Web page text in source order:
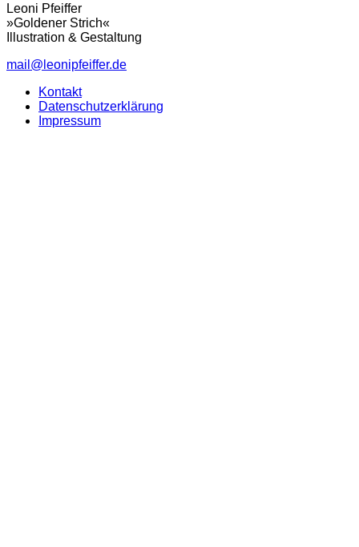
Leoni Pfeiffer
»Goldener Strich«
Illustration & Gestaltung
mail@leonipfeiffer.de
Kontakt
Datenschutzerklärung
Impressum